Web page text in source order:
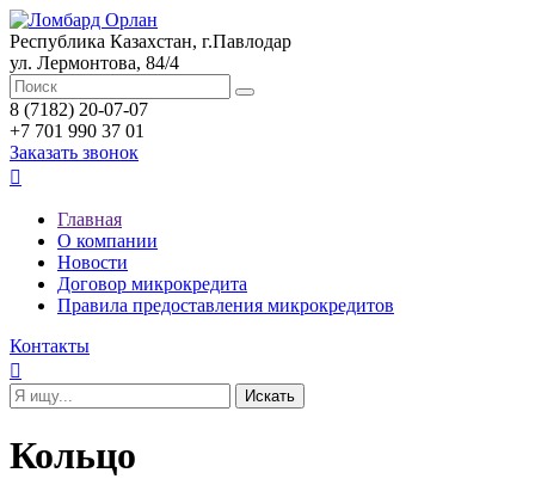
Республика Казахстан, г.Павлодар
ул. Лермонтова, 84/4
8 (7182) 20-07-07
+7 701 990 37 01
Заказать звонок

Главная
О компании
Новости
Договор микрокредита
Правила предоставления микрокредитов
Контакты

Кольцо